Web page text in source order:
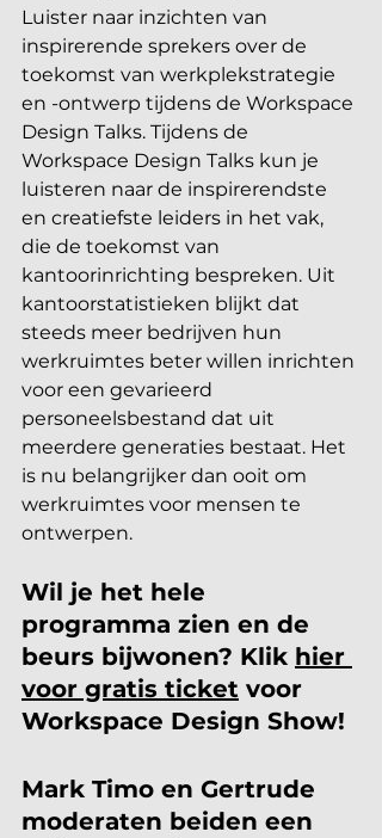
Luister naar inzichten van
inspirerende sprekers over de
toekomst van werkplekstrategie
en -ontwerp tijdens de Workspace
Design Talks. Tijdens de
Workspace Design Talks kun je
luisteren naar de inspirerendste
en creatiefste leiders in het vak,
die de toekomst van
kantoorinrichting bespreken. Uit
kantoorstatistieken blijkt dat
steeds meer bedrijven hun
werkruimtes beter willen inrichten
voor een gevarieerd
personeelsbestand dat uit
meerdere generaties bestaat. Het
is nu belangrijker dan ooit om
werkruimtes voor mensen te
ontwerpen.
Wil je het hele
programma zien en de
beurs bijwonen? Klik hier
voor gratis ticket voor
Workspace Design Show!
Mark Timo en Gertrude
moderaten beiden een